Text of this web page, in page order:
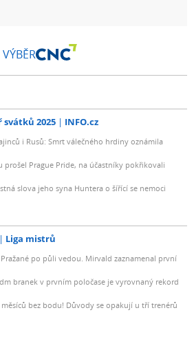
VÝBĚR
svátků 2025 INFO.cz
i Rusů: Smrt válečného hrdiny oznámila
prošel Prague Pride, na účastníky pokřikovali
slova jeho syna Huntera o šířící se nemoci
Liga mistrů
po půli vedou. Mirvald zaznamenal první
branek v prvním poločase je vyrovnaný rekord
bez bodu! Důvody se opakují u tří trenérů